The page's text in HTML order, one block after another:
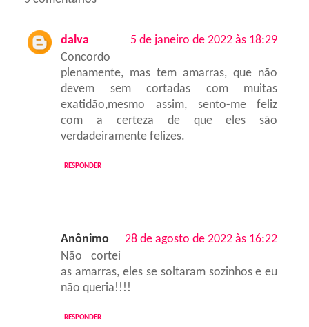
dalva
5 de janeiro de 2022 às 18:29
Concordo
plenamente, mas tem amarras, que não
devem sem cortadas com muitas
exatidão,mesmo assim, sento-me feliz
com a certeza de que eles são
verdadeiramente felizes.
RESPONDER
Anônimo
28 de agosto de 2022 às 16:22
Não cortei
as amarras, eles se soltaram sozinhos e eu
não queria!!!!
RESPONDER